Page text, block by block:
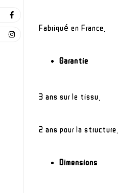
Fabriqué en France.
Garantie
3 ans sur le tissu.
2 ans pour la structure.
Dimensions